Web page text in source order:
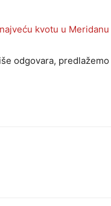
najveću kvotu u Meridanu
odgovara, predlažemo